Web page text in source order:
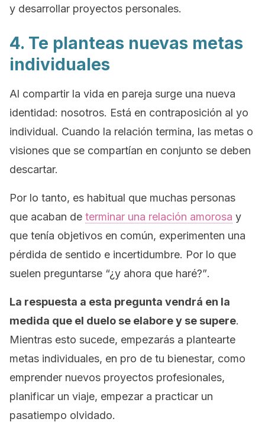
y desarrollar proyectos personales.
4. Te planteas nuevas metas
individuales
Al compartir la vida en pareja surge una nueva
identidad: nosotros. Está en contraposición al yo
individual. Cuando la relación termina, las metas o
visiones que se compartían en conjunto se deben
descartar.
Por lo tanto, es habitual que muchas personas
que acaban de terminar una relación amorosa y
que tenía objetivos en común, experimenten una
pérdida de sentido e incertidumbre. Por lo que
suelen preguntarse “¿y ahora que haré?”.
La respuesta a esta pregunta vendrá en la
medida que el duelo se elabore y se supere.
Mientras esto sucede, empezarás a plantearte
metas individuales, en pro de tu bienestar, como
emprender nuevos proyectos profesionales,
planificar un viaje, empezar a practicar un
pasatiempo olvidado.